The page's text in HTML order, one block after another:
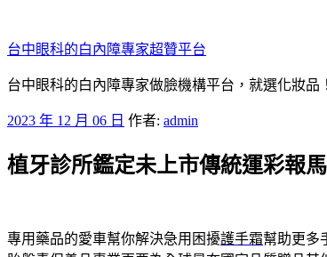
至
主
要
容
台中眼科的白內障專家超贊平台
台中眼科的白內障專家做臉機構平台，就選化妝
發
於
2023 年 12 月 06 日 作者: admin
植牙診所鑑定未上市傳統運彩報
專用藥品的愛車幫你解決急用困擾護手霜幫助更多